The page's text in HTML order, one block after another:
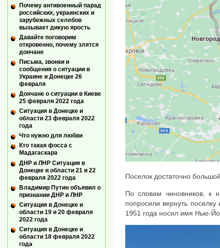
Поселок достаточно
По словам чиновников, к
попросили вернуть
1951 года носил имя Нью-
Почему антивоенный парад
российских, украинских и
зарубежных селебов
вызывает дикую ярость
Давайте поговорим
откровенно, почему злятся
дончане
Письма, звонки и
сообщения о ситуации в
Украине и Донецке 26
февраля
Дончане о ситуации в Киеве
25 февраля 2022 года
Ситуация в Донецке и
области 23 февраля 2022
года
Что нужно для любви
Кто такая фосса с
Мадагаскара
ДНР и ЛНР Ситуация в
Донецке и области 21 и 22
февраля 2022 года
Владимир Путин объявил о
признании ДНР и ЛНР
Ситуация в Донецке и
области 19 и 20 февраля
2022 года
Ситуация в Донецке и
области 18 февраля 2022
года